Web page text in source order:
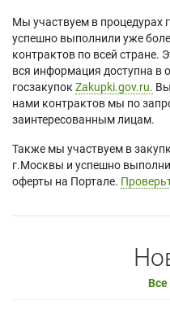
Acer DW608p
Acer DWX1722
Acer DWX1737
Acer DWX1809
Acer DWX1842
Acer DWX1910
Acer DWX2103
Acer DX125A
Acer DX125i
Acer DX127
Acer
Acer
Acer
Acer
Acer
Acer
Acer
Acer
Acer
Acer
Acer
Мы участвуем в процедурах
успешно выполнили уже
контрактов по всей стране.
вся информация доступна в
госзакупок Zakupki.gov.ru.
нами контрактов мы по
заинтересованным лицам.
Также мы участвуем в
г.Москвы и успешно
оферты на Портале.
Все